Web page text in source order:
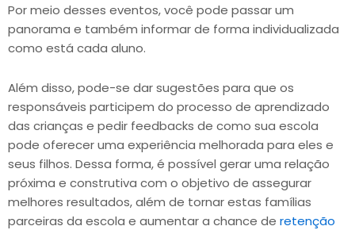
Por meio desses eventos, você pode passar um
panorama e também informar de forma individualizada
como está cada aluno.
Além disso, pode-se dar sugestões para que os
responsáveis participem do processo de aprendizado
das crianças e pedir feedbacks de como sua escola
pode oferecer uma experiência melhorada para eles e
seus filhos. Dessa forma, é possível gerar uma relação
próxima e construtiva com o objetivo de assegurar
melhores resultados, além de tornar estas famílias
parceiras da escola e aumentar a chance de retenção